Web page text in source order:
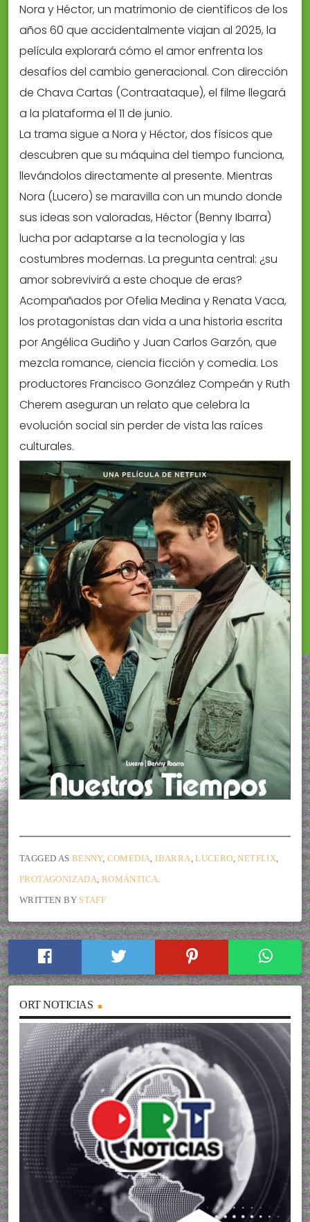
Nora y Héctor, un matrimonio de científicos de los
años 60 que accidentalmente viajan al 2025, la
película explorará cómo el amor enfrenta los
desafíos del cambio generacional. Con dirección
de Chava Cartas (Contraataque), el filme llegará
a la plataforma el 11 de junio.
La trama sigue a Nora y Héctor, dos físicos que
descubren que su máquina del tiempo funciona,
llevándolos directamente al presente. Mientras
Nora (Lucero) se maravilla con un mundo donde
sus ideas son valoradas, Héctor (Benny Ibarra)
lucha por adaptarse a la tecnología y las
costumbres modernas. La pregunta central: ¿su
amor sobrevivirá a este choque de eras?
Acompañados por Ofelia Medina y Renata Vaca,
los protagonistas dan vida a una historia escrita
por Angélica Gudiño y Juan Carlos Garzón, que
mezcla romance, ciencia ficción y comedia. Los
productores Francisco González Compeán y Ruth
Cherem aseguran un relato que celebra la
evolución social sin perder de vista las raíces
culturales.
TAGGED AS BENNY, COMEDIA,IBARRA,LUCERO,NETFLIX,
PROTAGONIZADA, ROMÁNTICA.
WRITTEN BY STAFF
ORT NOTICIAS